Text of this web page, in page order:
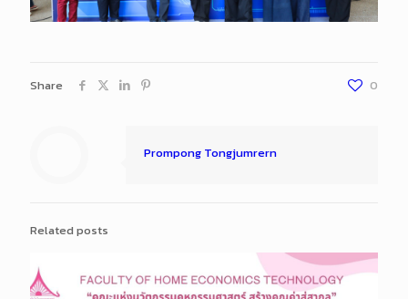
Share 0
Prompong Tongjumrern
Related posts